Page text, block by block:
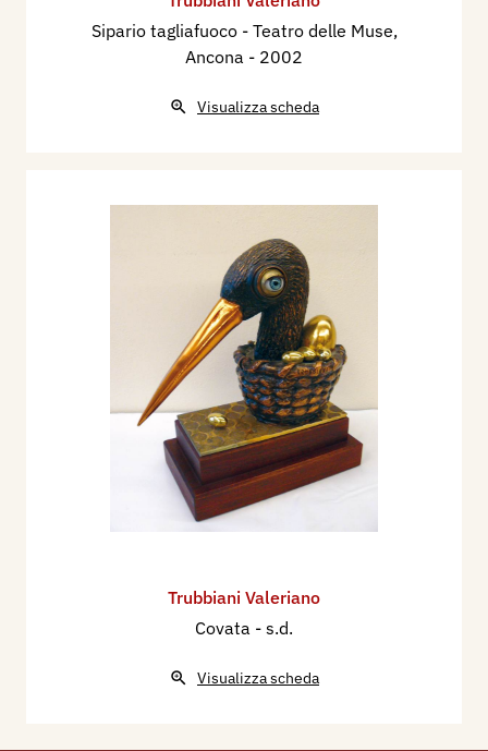
Sipario tagliafuoco - Teatro delle Muse,
Ancona - 2002
Visualizza scheda
Trubbiani Valeriano
Covata - s.d.
Visualizza scheda